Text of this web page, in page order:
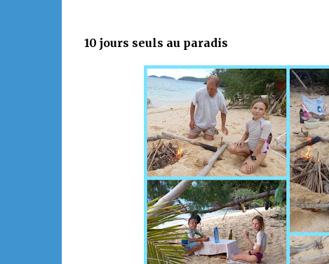
10 jours seuls au paradis